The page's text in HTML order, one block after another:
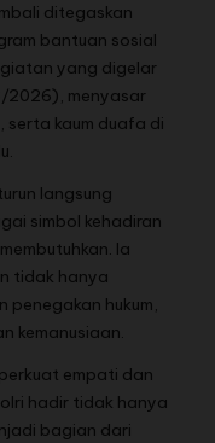
ditegaskan
bantuan sosial
yang digelar
2026), menyasar
serta kaum duafa di
langsung
simbol kehadiran
Ia
tidak hanya
hukum,
kemanusiaan.
empati dan
hadir tidak hanya
bagian dari